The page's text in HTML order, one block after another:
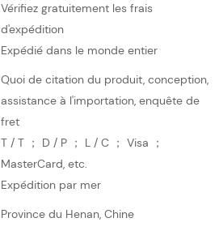
Vérifiez gratuitement les frais
d'expédition
Expédié dans le monde entier
Quoi de citation du produit, conception,
assistance à l'importation, enquête de
fret
T / T ； D / P ； L / C ； Visa ；
MasterCard, etc.
Expédition par mer
Province du Henan, Chine